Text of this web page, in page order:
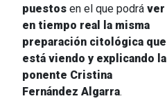
puestos en el que podrá ver
en tiempo real la misma
preparación citológica que
está viendo y explicando la
ponente Cristina
Fernández Algarra.